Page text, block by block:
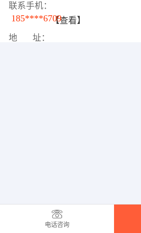
联系手机：
185****6709【查看】
地 址：
电话咨询